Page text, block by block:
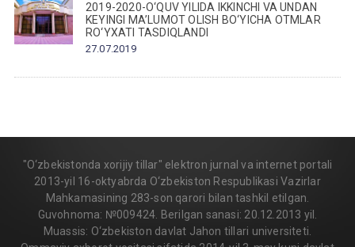
2019-2020-O‘QUV YILIDA IKKINCHI VA UNDAN
KEYINGI MA’LUMOT OLISH BO‘YICHA OTMLAR
RO‘YXATI TASDIQLANDI
27.07.2019
"O‘zbekistonda xorijiy tillar" elektron jurnal va internet portali
2013-yil 16-oktyabrda O‘zbekiston Respublikasi Vazirlar
Mahkamasining 283-son qarori bilan tashkil etilgan.
Guvohnoma: №009424. Berilgan sanasi: 20.12.2013 yil.
Muassis: O‘zbekiston davlat Jahon tillari universiteti.